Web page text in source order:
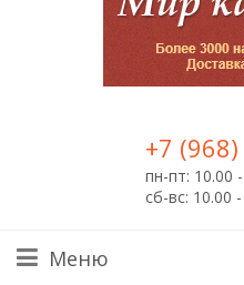
+7
пн-пт: 10.00
сб-вс: 10.00
Меню